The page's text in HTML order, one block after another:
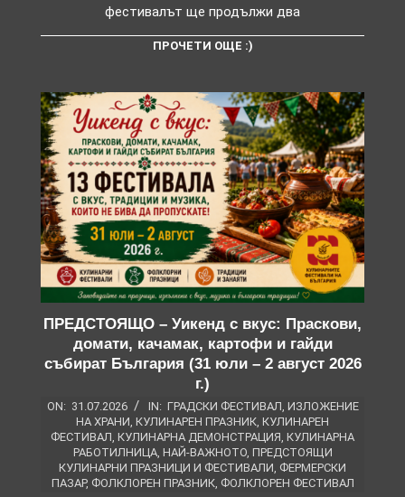
фестивалът ще продължи два
ПРОЧЕТИ ОЩЕ :)
ПРЕДСТОЯЩО – Уикенд с вкус: Праскови,
домати, качамак, картофи и гайди
събират България (31 юли – 2 август 2026
г.)
ON: 31.07.2026 IN: ГРАДСКИ ФЕСТИВАЛ, ИЗЛОЖЕНИЕ
НА ХРАНИ, КУЛИНАРЕН ПРАЗНИК, КУЛИНАРЕН
ФЕСТИВАЛ, КУЛИНАРНА ДЕМОНСТРАЦИЯ, КУЛИНАРНА
РАБОТИЛНИЦА, НАЙ-ВАЖНОТО, ПРЕДСТОЯЩИ
КУЛИНАРНИ ПРАЗНИЦИ И ФЕСТИВАЛИ, ФЕРМЕРСКИ
ПАЗАР, ФОЛКЛОРЕН ПРАЗНИК, ФОЛКЛОРЕН ФЕСТИВАЛ